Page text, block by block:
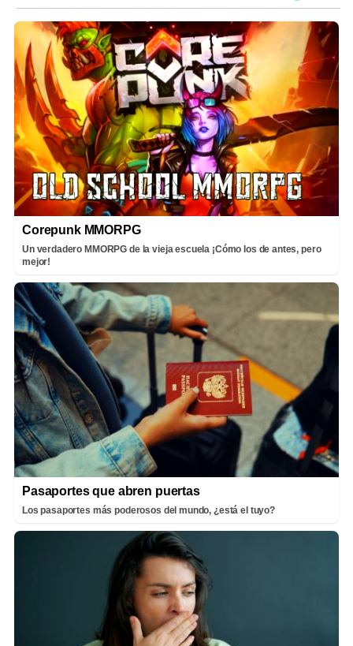
Corepunk MMORPG
Un verdadero MMORPG de la vieja escuela ¡Cómo los de antes, pero
mejor!
Pasaportes que abren puertas
Los pasaportes más poderosos del mundo, ¿está el tuyo?